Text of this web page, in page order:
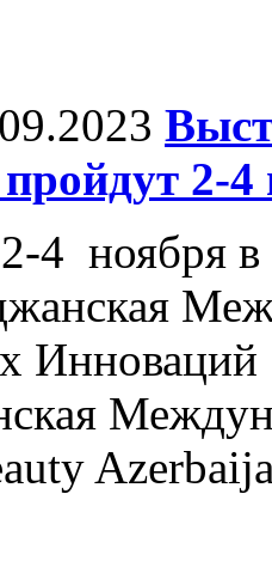
2-4
4 ноября
Инноваций